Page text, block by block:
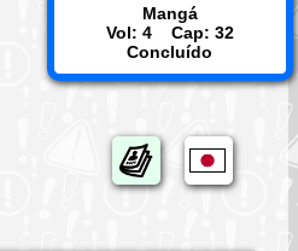
Mangá
Vol: 4 Cap: 32
Concluído